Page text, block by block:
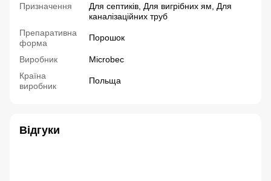
Призначення
Для септиків, Для вигрібних ям, Для
каналізаційних труб
Препаративна
форма
Порошок
Виробник
Microbec
Країна
виробник
Польща
Відгуки